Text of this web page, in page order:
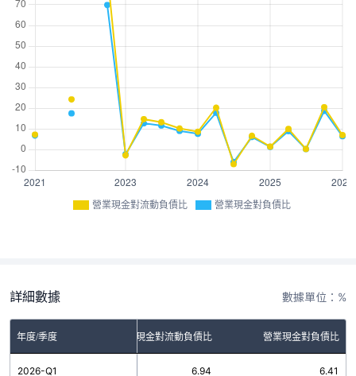
營業現金對流動負債比 營業現金對負債比
詳細數據 數據單位：%
年度/季度 營業現金對流動負債比 營業現金對負債比
2026-Q1 6.94 6.41